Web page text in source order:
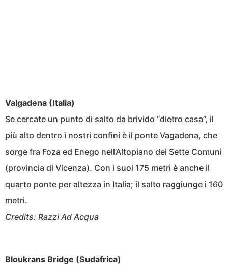
Valgadena (Italia)
Se cercate un punto di salto da brivido “dietro casa”, il
più alto dentro i nostri confini è il ponte Vagadena, che
sorge fra Foza ed Enego nell’Altopiano dei Sette Comuni
(provincia di Vicenza). Con i suoi 175 metri è anche il
quarto ponte per altezza in Italia; il salto raggiunge i 160
metri.
Credits: Razzi Ad Acqua
Bloukrans Bridge (Sudafrica)